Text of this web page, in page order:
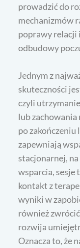
prowadzić do
mechanizmów
poprawy relacji
odbudowy
Jednym z
skuteczności
czyli
lub zachowania
po
zapewniają
stacjonarnej,
wsparcia, sesje
kontakt z
wyniki w
również
rozwija
Oznacza to, że